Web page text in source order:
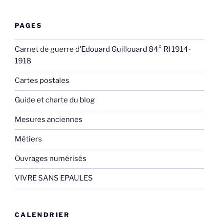
PAGES
Carnet de guerre d’Edouard Guillouard 84° RI 1914-
1918
Cartes postales
Guide et charte du blog
Mesures anciennes
Métiers
Ouvrages numérisés
VIVRE SANS EPAULES
CALENDRIER